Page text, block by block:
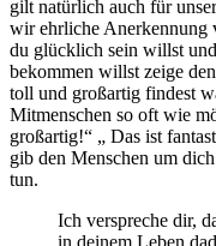
gilt natürlich auch für
wir ehrliche Anerkennung
du glücklich sein willst
bekommen willst zeige
toll und großartig findest
Mitmenschen so oft wie
großartig!“ „ Das ist
gib den Menschen um
tun.
Ich verspreche dir,
in deinem Leben